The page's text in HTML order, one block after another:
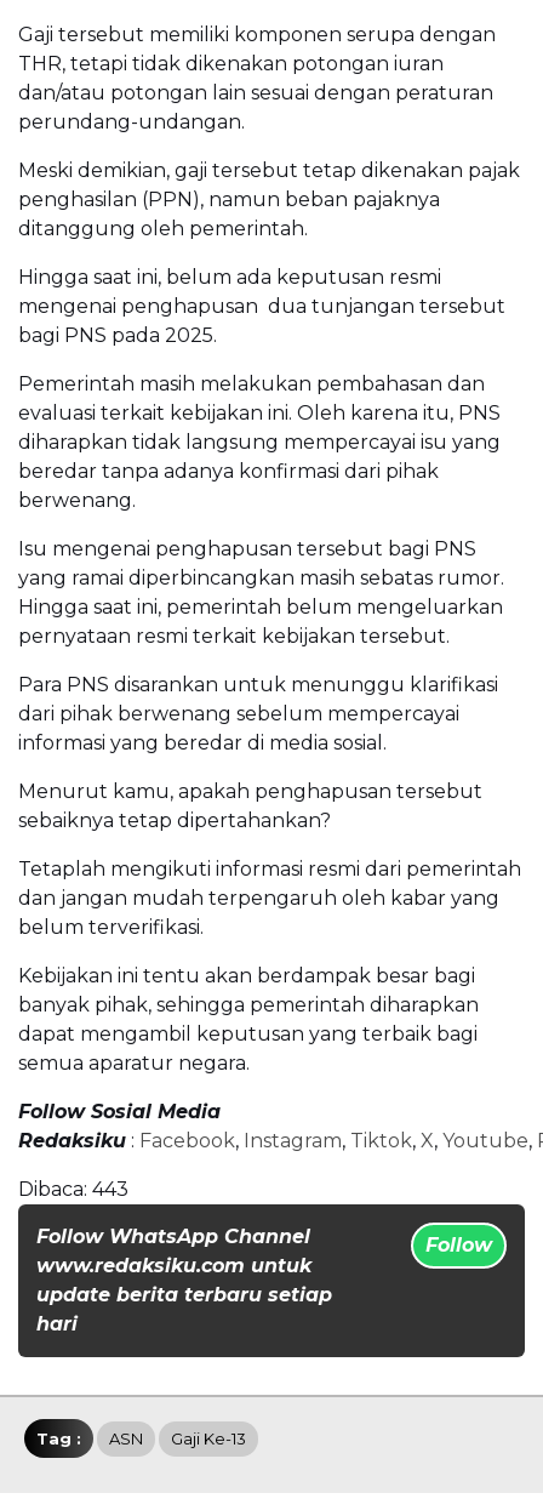
Gaji tersebut memiliki komponen serupa dengan
THR, tetapi tidak dikenakan potongan iuran
dan/atau potongan lain sesuai dengan peraturan
perundang-undangan.
Meski demikian, gaji tersebut tetap dikenakan pajak
penghasilan (PPN), namun beban pajaknya
ditanggung oleh pemerintah.
Hingga saat ini, belum ada keputusan resmi
mengenai penghapusan dua tunjangan tersebut
bagi PNS pada 2025.
Pemerintah masih melakukan pembahasan dan
evaluasi terkait kebijakan ini. Oleh karena itu, PNS
diharapkan tidak langsung mempercayai isu yang
beredar tanpa adanya konfirmasi dari pihak
berwenang.
Isu mengenai penghapusan tersebut bagi PNS
yang ramai diperbincangkan masih sebatas rumor.
Hingga saat ini, pemerintah belum mengeluarkan
pernyataan resmi terkait kebijakan tersebut.
Para PNS disarankan untuk menunggu klarifikasi
dari pihak berwenang sebelum mempercayai
informasi yang beredar di media sosial.
Menurut kamu, apakah penghapusan tersebut
sebaiknya tetap dipertahankan?
Tetaplah mengikuti informasi resmi dari pemerintah
dan jangan mudah terpengaruh oleh kabar yang
belum terverifikasi.
Kebijakan ini tentu akan berdampak besar bagi
banyak pihak, sehingga pemerintah diharapkan
dapat mengambil keputusan yang terbaik bagi
semua aparatur negara.
Follow Sosial Media
Redaksiku : Facebook, Instagram, Tiktok, X, Youtube,
Dibaca: 443
Follow WhatsApp Channel
www.redaksiku.com untuk
update berita terbaru setiap
hari
Follow
Tag : ASN Gaji Ke-13